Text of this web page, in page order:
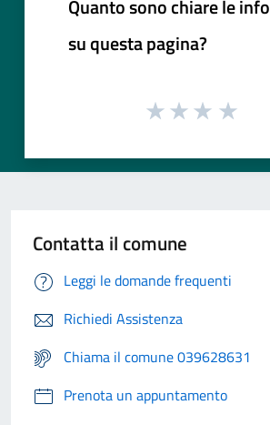
Quanto sono chiare le
su questa pagina?
Contatta il comune
Leggi le domande frequenti
Richiedi Assistenza
Chiama il comune 039628631
Prenota un appuntamento